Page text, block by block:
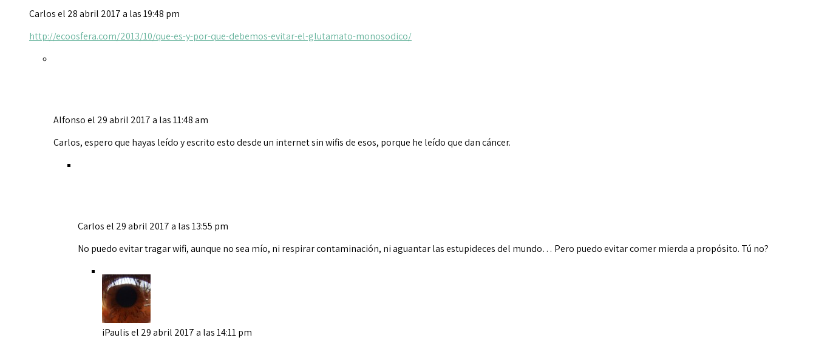
Carlosel 28 abril 2017 a las 19:48 pm
http://ecoosfera.com/2013/10/que-es-y-por-que-debemos-evitar-el-glutamato-monosodico/
Alfonsoel 29 abril 2017 a las 11:48 am
Carlos, espero que hayas leído y escrito esto desde un internet sin wifis de esos, porque he leído que dan cáncer.
Carlosel 29 abril 2017 a las 13:55 pm
No puedo evitar tragar wifi, aunque no sea mío, ni respirar contaminación, ni aguantar las estupideces del mundo… Pero puedo evitar comer mierda a propósito. Tú no?
iPaulisel 29 abril 2017 a las 14:11 pm